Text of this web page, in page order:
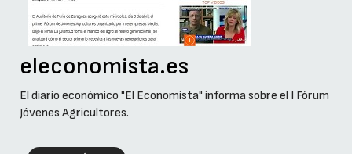
eleconomista.es
El diario económico "El Economista" informa sobre el I Fórum
Jóvenes Agricultores.